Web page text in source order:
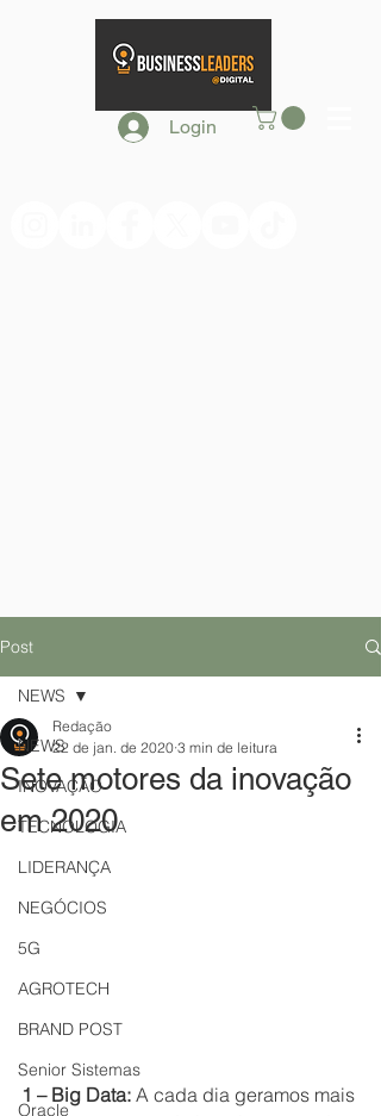
Login
Post
NEWS
INOVAÇÃO
TECNOLOGIA
LIDERANÇA
NEGÓCIOS
5G
AGROTECH
BRAND POST
Senior Sistemas
Oracle
NEWS
Sete motores da inovação
em 2020
Redação
22 de jan. de 2020 3 min de leitura
1 – Big Data: A cada dia geramos mais